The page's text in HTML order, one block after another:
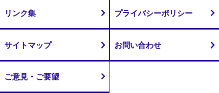
リンク集 プライバシーポリシー
サイトマップ お問い合わせ
ご意見・ご要望